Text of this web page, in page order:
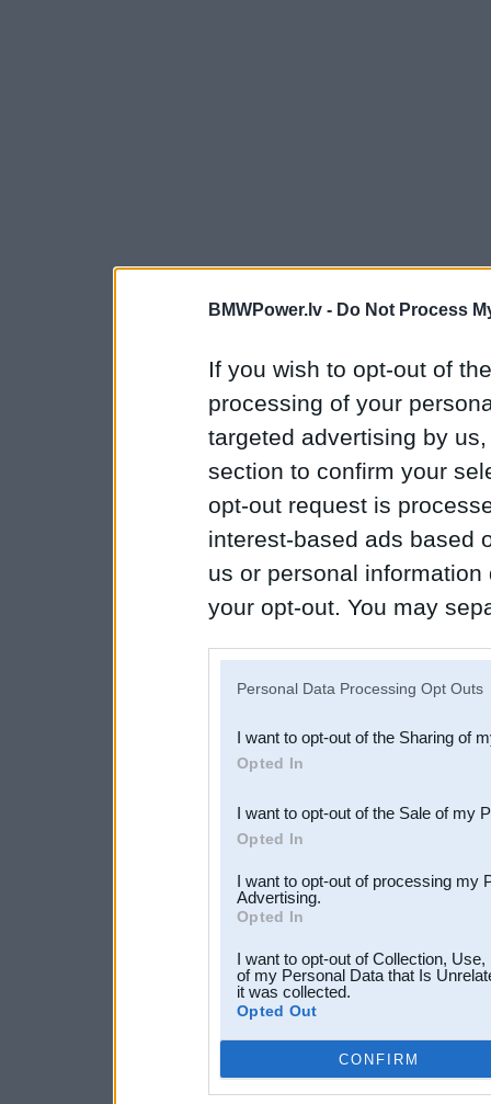
BMWPower.lv - Do Not Process
If you wish to opt-out of
processing of your
targeted advertising by
section to confirm your
opt-out request is
interest-based ads based
us or personal
your opt-out. You may
Downstream Participants
third parties.
Personal Data Processing Opt Outs
I want to opt-out of the Sharing of
Opted In
I want to opt-out of the Sale of my
Opted In
I want to opt-out of processing my
Advertising.
Opted In
I want to opt-out of Collection,
of my Personal Data that Is
it was collected.
Opted Out
CONFIRM